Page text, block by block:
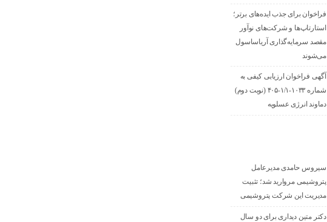
فراخوان برای جذب ایده‌های برتر؛
استارتاپ‌ها و شرکت‌های نوآور
مقصد سرما‌یه‌گذاری آریاساسول
می‌شوند
آگهی فراخوان ارزیابی کیفی به
شماره ۱۰۳۳-۱/۱-۴۰۵ (نوبت دوم)
دماوند انرژی عسلویه
سیروس حامدی مدیرعامل
پتروشیمی مروارید شد؛ تثبیت
مدیریت این شرکت پتروشیمی
دکتر متین دیداری برای دو سال